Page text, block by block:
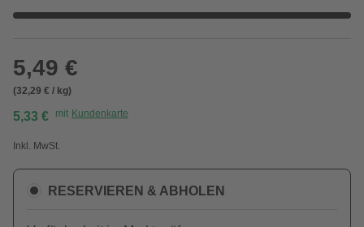
5,49 €
(32,29 € / kg)
5,33 € mit Kundenkarte
Inkl. MwSt.
RESERVIEREN & ABHOLEN